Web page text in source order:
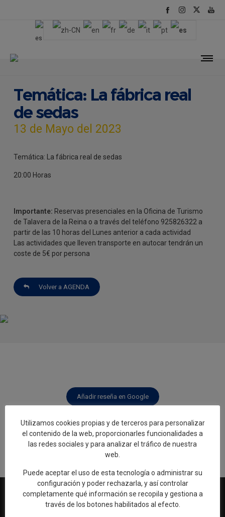
Temática: La fábrica real
de sedas
13 de Mayo del 2023
Temática: La fábrica real de sedas
20:00 Horas
Importante: Reservas presenciales en la Oficina de Turismo
de Talavera de la Reina o a través del teléfono 925826322 a
partir de las 10 horas del Lunes anterior a cada actividad
Las actividades que lleven transporte en autocar tendrán un
coste de 5€ por persona
Volver a AGENDA
Añadir reseña en Google
Rellenar encuesta de calidad
Utilizamos cookies propias y de terceros para personalizar
el contenido de la web, proporcionarles funcionalidades a
las redes sociales y para analizar el tráfico de nuestra
web.
Puede aceptar el uso de esta tecnología o administrar su
configuración y poder rechazarla, y así controlar
completamente qué información se recopila y gestiona a
través de los botones habilitados al efecto.